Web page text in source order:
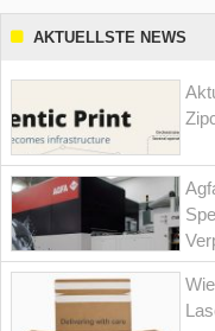
AKTUELLSTE NEWS